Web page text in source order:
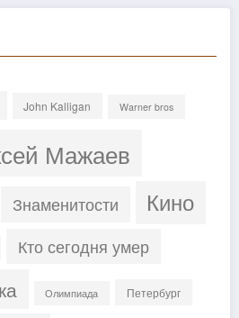
John Kalligan Warner bros
Мажаев
Знаменитости Кино
Кто сегодня умер
Олимпиада Петербург